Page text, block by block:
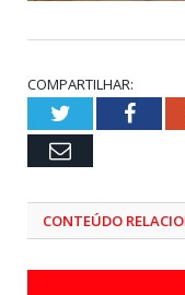
COMPARTILHAR:
Twitter
Email
CONTEÚDO